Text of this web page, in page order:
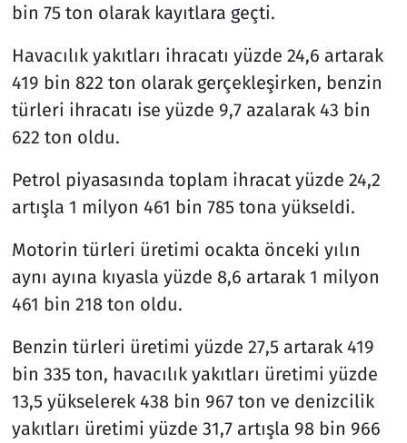
bin 75 ton olarak kayıtlara geçti.
Havacılık yakıtları ihracatı yüzde 24,6 artarak
419 bin 822 ton olarak gerçekleşirken, benzin
türleri ihracatı ise yüzde 9,7 azalarak 43 bin
622 ton oldu.
Petrol piyasasında toplam ihracat yüzde 24,2
artışla 1 milyon 461 bin 785 tona yükseldi.
Motorin türleri üretimi ocakta önceki yılın
aynı ayına kıyasla yüzde 8,6 artarak 1 milyon
461 bin 218 ton oldu.
Benzin türleri üretimi yüzde 27,5 artarak 419
bin 335 ton, havacılık yakıtları üretimi yüzde
13,5 yükselerek 438 bin 967 ton ve denizcilik
yakıtları üretimi yüzde 31,7 artışla 98 bin 966